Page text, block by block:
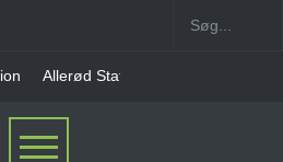
Favrholm Station